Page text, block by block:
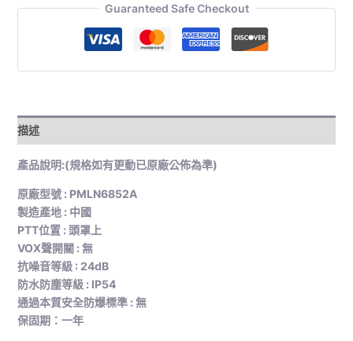
Guaranteed Safe Checkout
描述
產品說明:(規格如有更動已原廠公佈為準)
原廠型號 : PMLN6852A
製造產地 : 中國
PTT位置 : 頭罩上
VOX聲開關 : 無
抗噪音等級 : 24dB
防水防塵等級 : IP54
通過本質安全防爆標準 : 無
保固期：一年